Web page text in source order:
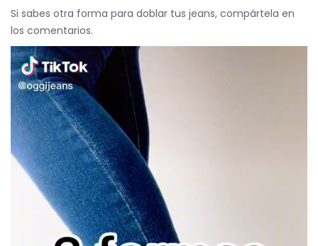
Si sabes otra forma para doblar tus jeans, compártela en
los comentarios.
Reproductor
de
vídeo